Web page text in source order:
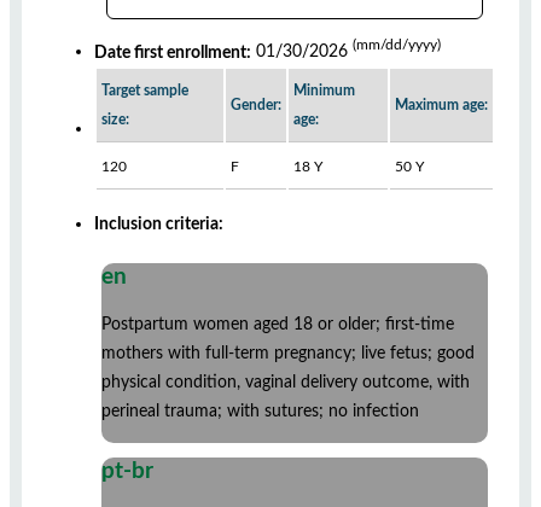
Date first enrollment: 01/30/2026 (mm/dd/yyyy)
Target sample
size:
Gender:
Minimum
age:
Maximum age:
120 F 18 Y 50 Y
Inclusion criteria:
en
Postpartum women aged 18 or older; first-time
mothers with full-term pregnancy; live fetus; good
physical condition, vaginal delivery outcome, with
perineal trauma; with sutures; no infection
pt-br